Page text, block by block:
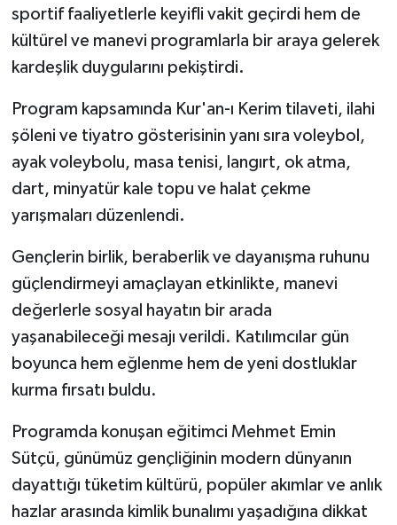
sportif faaliyetlerle keyifli vakit geçirdi hem de
kültürel ve manevi programlarla bir araya gelerek
kardeşlik duygularını pekiştirdi.
Program kapsamında Kur'an-ı Kerim tilaveti, ilahi
şöleni ve tiyatro gösterisinin yanı sıra voleybol,
ayak voleybolu, masa tenisi, langırt, ok atma,
dart, minyatür kale topu ve halat çekme
yarışmaları düzenlendi.
Gençlerin birlik, beraberlik ve dayanışma ruhunu
güçlendirmeyi amaçlayan etkinlikte, manevi
değerlerle sosyal hayatın bir arada
yaşanabileceği mesajı verildi. Katılımcılar gün
boyunca hem eğlenme hem de yeni dostluklar
kurma fırsatı buldu.
Programda konuşan eğitimci Mehmet Emin
Sütçü, günümüz gençliğinin modern dünyanın
dayattığı tüketim kültürü, popüler akımlar ve anlık
hazlar arasında kimlik bunalımı yaşadığına dikkat